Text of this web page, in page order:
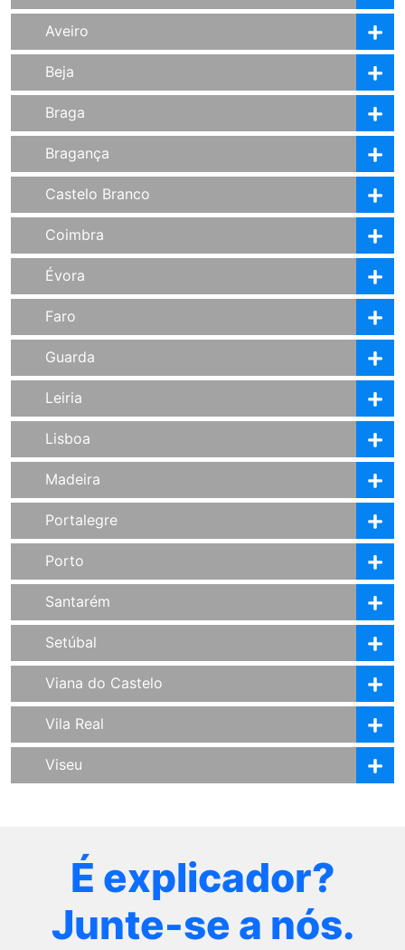
Aveiro
Beja
Braga
Bragança
Castelo Branco
Coimbra
Évora
Faro
Guarda
Leiria
Lisboa
Madeira
Portalegre
Porto
Santarém
Setúbal
Viana do Castelo
Vila Real
Viseu
É explicador?
Junte-se a nós.